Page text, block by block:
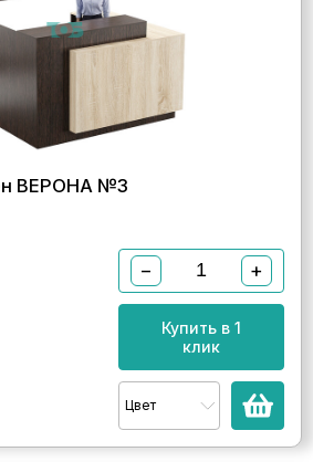
ВЕРОНА №3
− +
Купить в 1
клик
Цвет